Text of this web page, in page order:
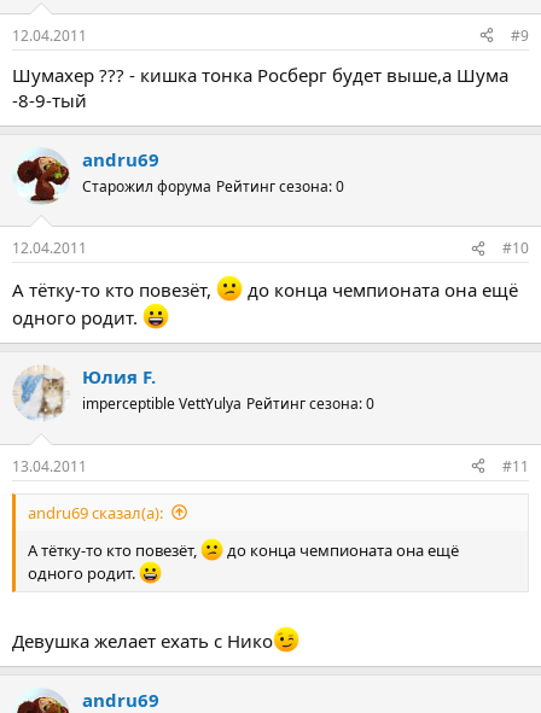
12.04.2011 #9
Шумахер ??? - кишка тонка Росберг будет выше,а Шума
-8-9-тый
andru69
Старожил форума Рейтинг сезона: 0
12.04.2011 #10
А тётку-то кто повезёт,
до конца чемпионата она ещё
одного родит.
Юлия F.
imperceptible VettYulya Рейтинг сезона: 0
13.04.2011 #11
andru69 сказал(а):
А тётку-то кто повезёт,
до конца чемпионата она ещё
одного родит.
Девушка желает ехать с Нико
andru69